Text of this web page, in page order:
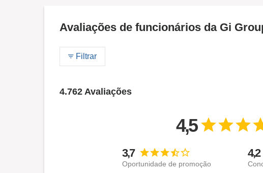
Avaliações de funcionários da Gi
Filtrar
4.762 Avaliações
4,5
3,7
Oportunidade de promoção
4,2